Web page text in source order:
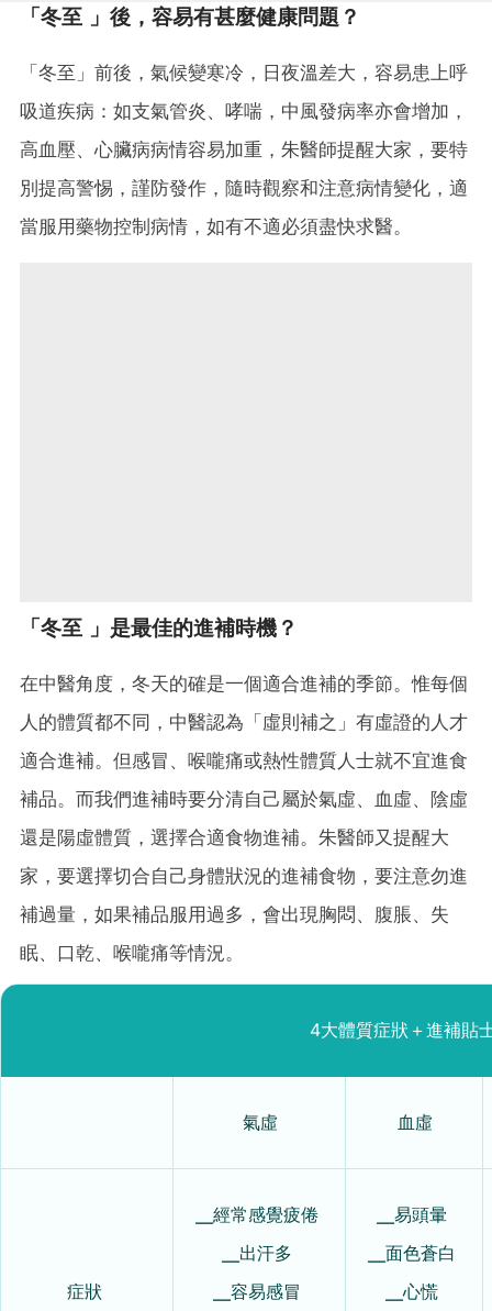
「冬至 」後，容易有甚麼健康問題？
「冬至」前後，氣候變寒冷，日夜溫差大，容易患上呼
吸道疾病：如支氣管炎、哮喘，中風發病率亦會增加，
高血壓、心臟病病情容易加重，朱醫師提醒大家，要特
別提高警惕，謹防發作，隨時觀察和注意病情變化，適
當服用藥物控制病情，如有不適必須盡快求醫。
「冬至 」是最佳的進補時機？
在中醫角度，冬天的確是一個適合進補的季節。惟每個
人的體質都不同，中醫認為「虛則補之」有虛證的人才
適合進補。但感冒、喉嚨痛或熱性體質人士就不宜進食
補品。而我們進補時要分清自己屬於氣虛、血虛、陰虛
還是陽虛體質，選擇合適食物進補。朱醫師又提醒大
家，要選擇切合自己身體狀況的進補食物，要注意勿進
補過量，如果補品服用過多，會出現胸悶、腹脹、失
眠、口乾、喉嚨痛等情況。
4大體質症狀＋進補貼
氣虛 血虛
症狀
╴經常感覺疲倦
╴出汗多
╴容易感冒
╴易頭暈
╴面色蒼白
╴心慌